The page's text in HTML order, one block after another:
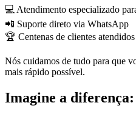
💻 Atendimento especializado
📲 Suporte direto via WhatsApp
🏆 Centenas de clientes
Nós cuidamos de tudo para que
mais rápido possível.
Imagine a diferença: